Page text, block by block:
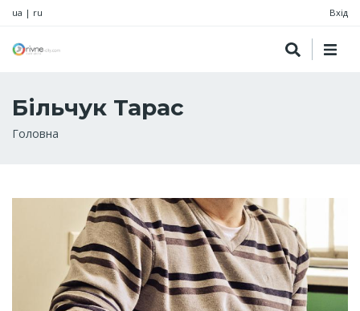
ua | ru Вхід
Більчук Тарас
Рядок
Головна